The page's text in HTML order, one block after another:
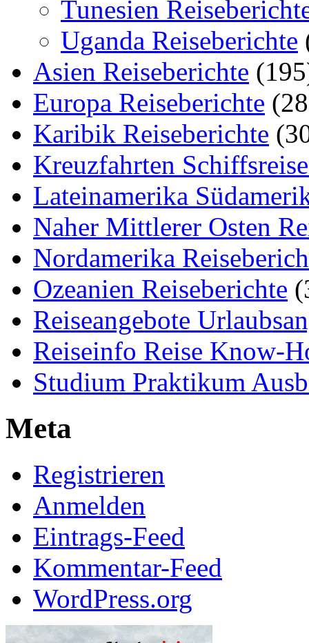
Tunesien
Uganda Reiseberichte
Asien Reiseberichte
Europa Reiseberichte
Karibik Reiseberichte
Kreuzfahrten
Lateinamerika
Naher Mittlerer Osten
Nordamerika
Ozeanien Reiseberichte
Reiseangebote
Reiseinfo Reise Know-
Studium Praktikum
Meta
Registrieren
Anmelden
Eintrags-Feed
Kommentar-Feed
WordPress.org